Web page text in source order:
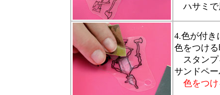
ハサミで
4.色が付き
色をつけ
スタンプ
サンドペ
色をつ